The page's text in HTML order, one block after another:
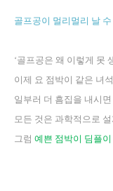
골프공이 멀리멀리 날
‘골프공은 왜 이렇게 못
이제 요 점박이 같은 녀
일부러 더 흠집을 내시
모든 것은 과학적으로
그럼 예쁜 점박이 딤플